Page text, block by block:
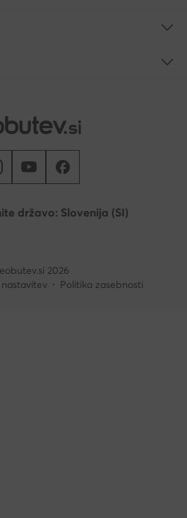
državo: Slovenija (SI)
2026
Politika zasebnosti